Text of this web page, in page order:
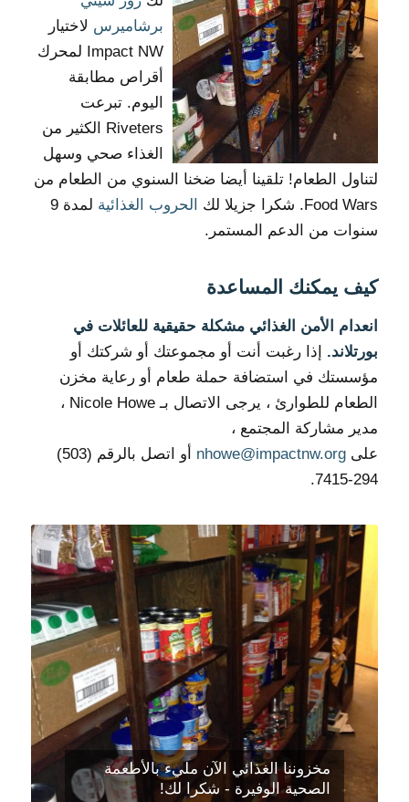
برشاميرس لاختيار
Impact NW لمحرك
أقراص مطابقة
اليوم. تبرعت
Riveters الكثير من
الغذاء صحي وسهل
لتناول الطعام! تلقينا أيضا ضخنا السنوي من الطعام من
Food Wars. شكرا جزيلا لك
الحروب الغذائية
لمدة 9
سنوات من الدعم المستمر.
كيف يمكنك المساعدة
انعدام الأمن الغذائي مشكلة حقيقية للعائلات في
بورتلاند. إذا رغبت أنت أو مجموعتك أو شركتك أو
مؤسستك في استضافة حملة طعام أو رعاية مخزن
الطعام للطوارئ ، يرجى الاتصال بـ Nicole Howe ،
مدير مشاركة المجتمع ،
على nhowe@impactnw.org
أو اتصل بالرقم (503)
294-7415.
مخزوننا الغذائي الآن مليء بالأطعمة
الصحية الوفيرة - شكرا لك!